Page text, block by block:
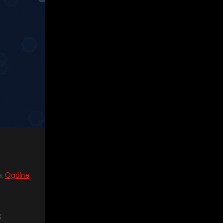
: Ogólne